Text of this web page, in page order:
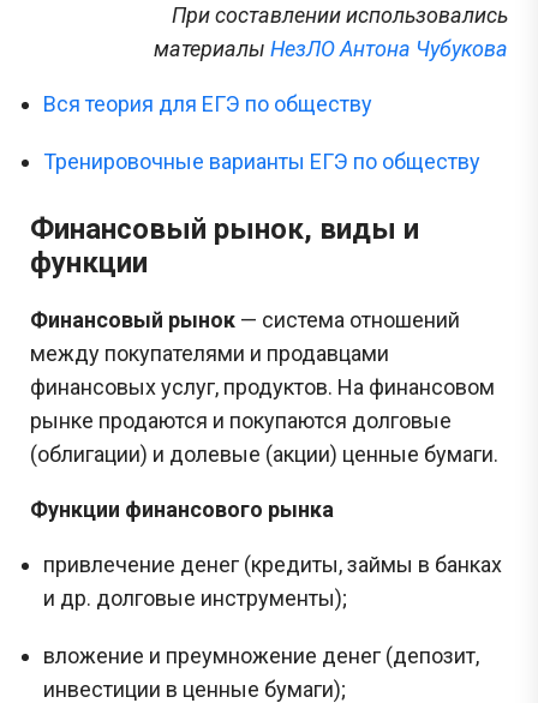
При составлении использовались
материалы НезЛО Антона Чубукова
Вся теория для ЕГЭ по обществу
Тренировочные варианты ЕГЭ по обществу
Финансовый рынок, виды и
функции
Финансовый рынок — система отношений
между покупателями и продавцами
финансовых услуг, продуктов. На финансовом
рынке продаются и покупаются долговые
(облигации) и долевые (акции) ценные бумаги.
Функции финансового рынка
привлечение денег (кредиты, займы в банках
и др. долговые инструменты);
вложение и преумножение денег (депозит,
инвестиции в ценные бумаги);